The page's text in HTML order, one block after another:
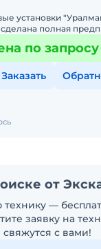
установки
сделана полная
РФ
по запросу
Заказать
от
—
заявку на
с вами!